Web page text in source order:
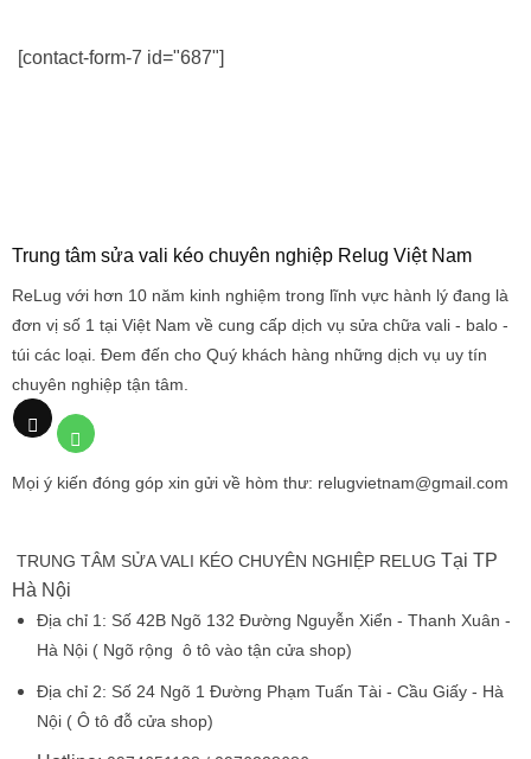
[contact-form-7 id="687"]
Trung tâm sửa vali kéo chuyên nghiệp Relug Việt Nam
ReLug với hơn 10 năm kinh nghiệm trong lĩnh vực hành lý đang là
đơn vị số 1 tại Việt Nam về cung cấp dịch vụ sửa chữa vali - balo -
túi các loại. Đem đến cho Quý khách hàng những dịch vụ uy tín
chuyên nghiệp tận tâm.
Mọi ý kiến đóng góp xin gửi về hòm thư: relugvietnam@gmail.com
TRUNG TÂM SỬA VALI KÉO CHUYÊN NGHIỆP RELUG Tại TP
Hà Nội
Địa chỉ 1: Số 42B Ngõ 132 Đường Nguyễn Xiển - Thanh Xuân -
Hà Nội ( Ngõ rộng ô tô vào tận cửa shop)
Địa chỉ 2: Số 24 Ngõ 1 Đường Phạm Tuấn Tài - Cầu Giấy - Hà
Nội( Ô tô đỗ cửa shop)